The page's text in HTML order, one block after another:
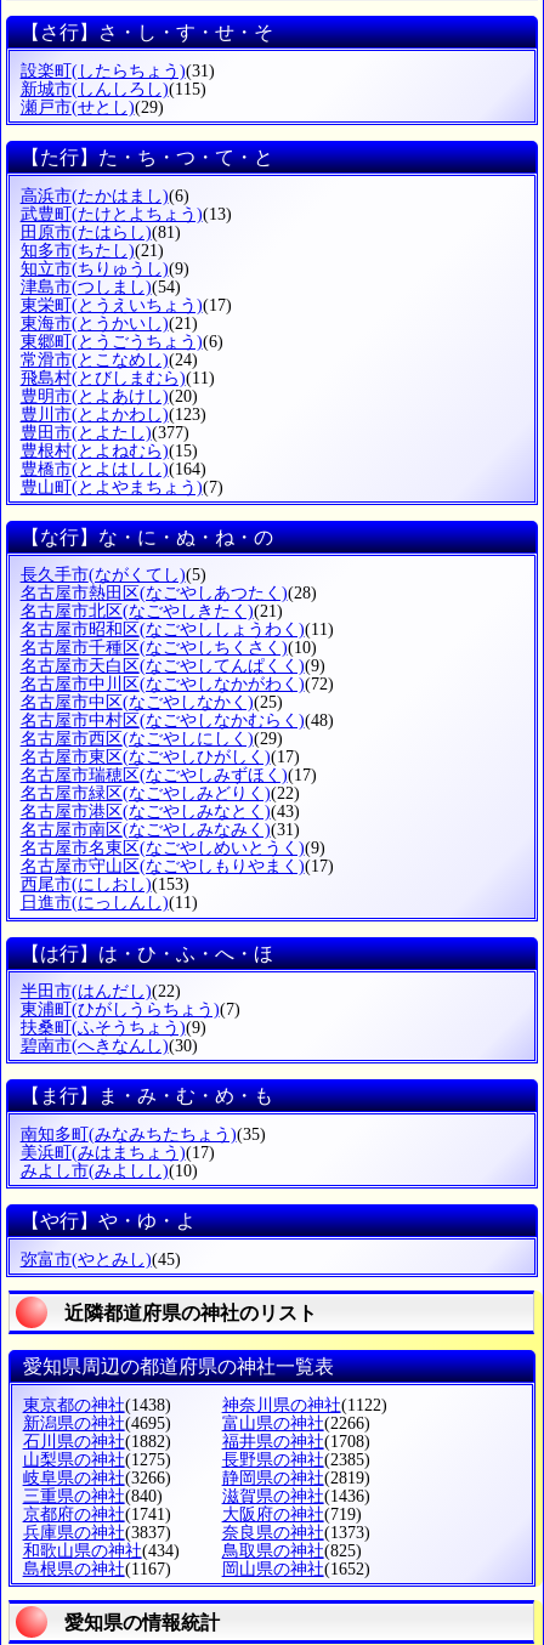
【さ行】さ・し・す・せ・そ
設楽町 (したらちょう)(31)
新城市(しんしろし)(115)
瀬戸市(せとし)(29)
【た行】た・ち・つ・て・と
高浜市(たかはまし)(6)
武豊町(たけとよちょう)(13)
田原市(たはらし)(81)
知多市(ちたし)(21)
知立市(ちりゅうし)(9)
津島市(つしまし)(54)
東栄町(とうえいちょう)(17)
東海市(とうかいし)(21)
東郷町(とうごうちょう)(6)
常滑市(とこなめし)(24)
飛島村(とびしまむら)(11)
豊明市(とよあけし)(20)
豊川市(とよかわし)(123)
豊田市(とよたし)(377)
豊根村(とよねむら)(15)
豊橋市(とよはしし)(164)
豊山町(とよやまちょう)(7)
【な行】な・に・ぬ・ね・の
長久手市(ながくてし)(5)
名古屋市熱田区(なごやしあつたく)(28)
名古屋市北区(なごやしきたく)(21)
名古屋市昭和区(なごやししょうわく)(11)
名古屋市千種区(なごやしちくさく)(10)
名古屋市天白区(なごやしてんぱくく)(9)
名古屋市中川区(なごやしなかがわく)(72)
名古屋市中区(なごやしなかく)(25)
名古屋市中村区(なごやしなかむらく)(48)
名古屋市西区(なごやしにしく)(29)
名古屋市東区(なごやしひがしく)(17)
名古屋市瑞穂区(なごやしみずほく)(17)
名古屋市緑区(なごやしみどりく)(22)
名古屋市港区(なごやしみなとく)(43)
名古屋市南区(なごやしみなみく)(31)
名古屋市名東区(なごやしめいとうく)(9)
名古屋市守山区(なごやしもりやまく)(17)
西尾市(にしおし)(153)
日進市(にっしんし)(11)
【は行】は・ひ・ふ・へ・ほ
半田市(はんだし)(22)
東浦町 (ひがしうらちょう)(7)
扶桑町 (ふそうちょう)(9)
碧南市(へきなんし)(30)
【ま行】ま・み・む・め・も
南知多町 (みなみちたちょう)(35)
美浜町 (みはまちょう)(17)
みよし市(みよしし)(10)
【や行】や・ゆ・よ
弥富市(やとみし)(45)
近隣都道府県の神社のリスト
愛知県周辺の都道府県の神社一覧表
東京都の神社(1438) 神奈川県の神社(1122)
新潟県の神社(4695) 富山県の神社(2266)
石川県の神社(1882) 福井県の神社(1708)
山梨県の神社(1275) 長野県の神社(2385)
岐阜県の神社(3266) 静岡県の神社(2819)
三重県の神社(840) 滋賀県の神社(1436)
京都府の神社(1741) 大阪府の神社(719)
兵庫県の神社(3837) 奈良県の神社(1373)
和歌山県の神社(434) 鳥取県の神社(825)
島根県の神社(1167) 岡山県の神社(1652)
愛知県の情報統計